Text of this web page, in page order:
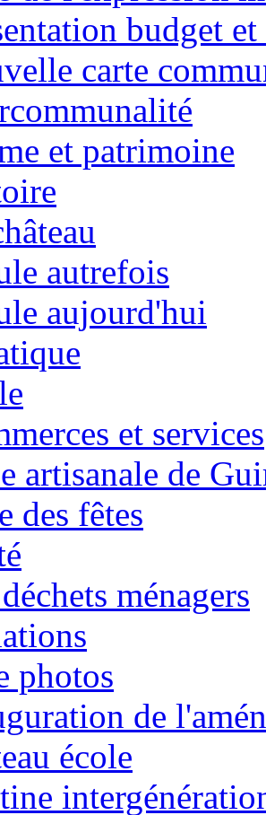
budget
carte
et patrimoine
autrefois
aujourd'hui
et services
artisanale de
des fêtes
ménagers
photos
de
école